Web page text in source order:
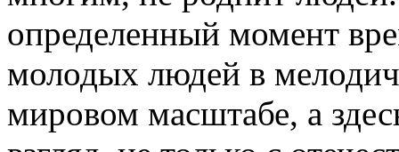
определенный момент
молодых людей в
мировом масштабе, а